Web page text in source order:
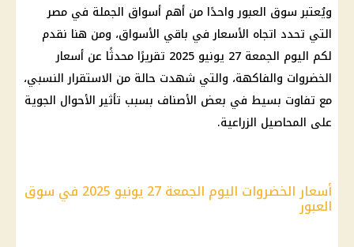
ويُعتبر سوق العبور واحدًا من أهم أسواق الجملة في مصر
التي تحدد اتجاه الأسعار في باقي الأسواق، ومن هنا نقدم
لكم اليوم الجمعة 27 يونيو 2025 تقريرًا محدثًا عن أسعار
الخضروات والفاكهة، والتي شهدت حالة من الاستقرار النسبي،
مع تفاوت بسيط في بعض الأصناف بسبب تأثير الأحوال الجوية
على المحاصيل الزراعية.
أسعار الخضروات اليوم الجمعة 27 يونيو 2025 في سوق
العبور